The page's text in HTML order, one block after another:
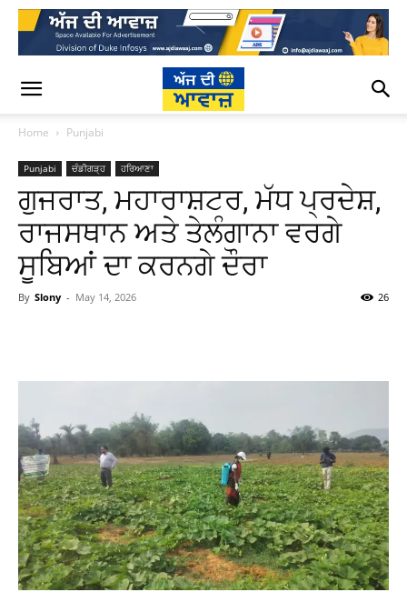
Home Punjabi
Punjabi ਚੰਡੀਗੜ੍ਹ ਹਰਿਆਣਾ
ਗੁਜਰਾਤ, ਮਹਾਰਾਸ਼ਟਰ, ਮੱਧ ਪ੍ਰਦੇਸ਼,
ਰਾਜਸਥਾਨ ਅਤੇ ਤੇਲੰਗਾਨਾ ਵਰਗੇ
ਸੂਬਿਆਂ ਦਾ ਕਰਨਗੇ ਦੌਰਾ
By Slony - May 14, 2026 26